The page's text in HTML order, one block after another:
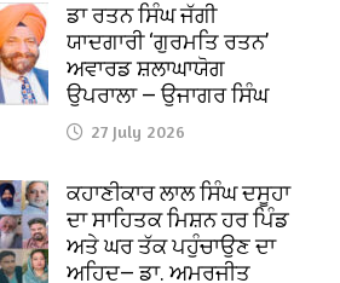
ਡਾ ਰਤਨ ਸਿੰਘ ਜੱਗੀ
ਯਾਦਗਾਰੀ ‘ਗੁਰਮਤਿ ਰਤਨ’
ਅਵਾਰਡ ਸ਼ਲਾਘਾਯੋਗ
ਉਪਰਾਲਾ — ਉਜਾਗਰ ਸਿੰਘ
27 July 2026
ਕਹਾਣੀਕਾਰ ਲਾਲ ਸਿੰਘ ਦਸੂਹਾ
ਦਾ ਸਾਹਿਤਕ ਮਿਸ਼ਨ ਹਰ ਪਿੰਡ
ਅਤੇ ਘਰ ਤੱਕ ਪਹੁੰਚਾਉਣ ਦਾ
ਅਹਿਦ— ਡਾ. ਅਮਰਜੀਤ